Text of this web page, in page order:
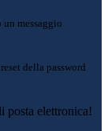
messaggio
della password
posta elettronica!